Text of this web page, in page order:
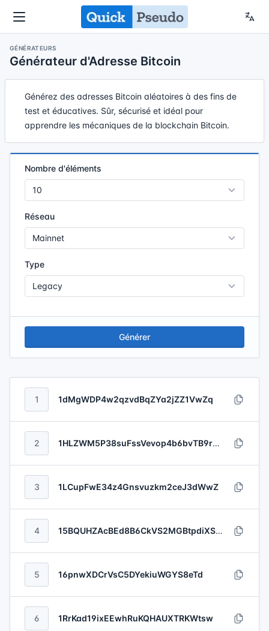
GÉNÉRATEURS
Générateur d'Adresse Bitcoin
Générez des adresses Bitcoin aléatoires à des fins de
test et éducatives. Sûr, sécurisé et idéal pour
apprendre les mécaniques de la blockchain Bitcoin.
Nombre d'éléments
Réseau
Type
Générer
1 1dMgWDP4w2qzvdBqZYa2jZZ1VwZq
2 1HLZWM5P38suFssVevop4b6bvTB9rxn7oE
3 1LCupFwE34z4Gnsvuzkm2ceJ3dWwZ
4 15BQUHZAcBEd8B6CkVS2MGBtpdiXSVM
5 16pnwXDCrVsC5DYekiuWGYS8eTd
6 1RrKad19ixEEwhRuKQHAUXTRKWtsw